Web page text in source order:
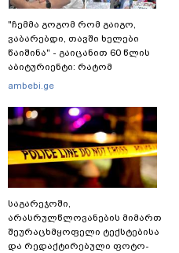
"ჩემმა გოგომ რომ გაიგო,
ვაბარებდი, თავში ხელები
წაიშინა" - გაიცანით 60 წლის
აბიტურიენტი: რატომ
გადაწყვიტა ბაგრატიონთა
გამოცდებზე გასვლა
ambebi.ge
საგარეჯოში,
არასრულწლოვანების მიმართ
შეურაცხმყოფელი ტექსტებისა
და რედაქტირებული ფოტო-